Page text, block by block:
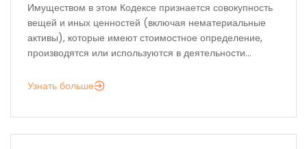
Имуществом в этом Кодексе признается совокупность
вещей и иных ценностей (включая нематериальные
активы), которые имеют стоимостное определение,
производятся или используются в деятельности...
Узнать больше